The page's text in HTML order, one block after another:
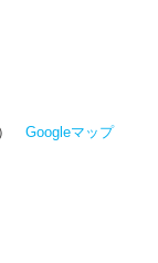
） Googleマップ